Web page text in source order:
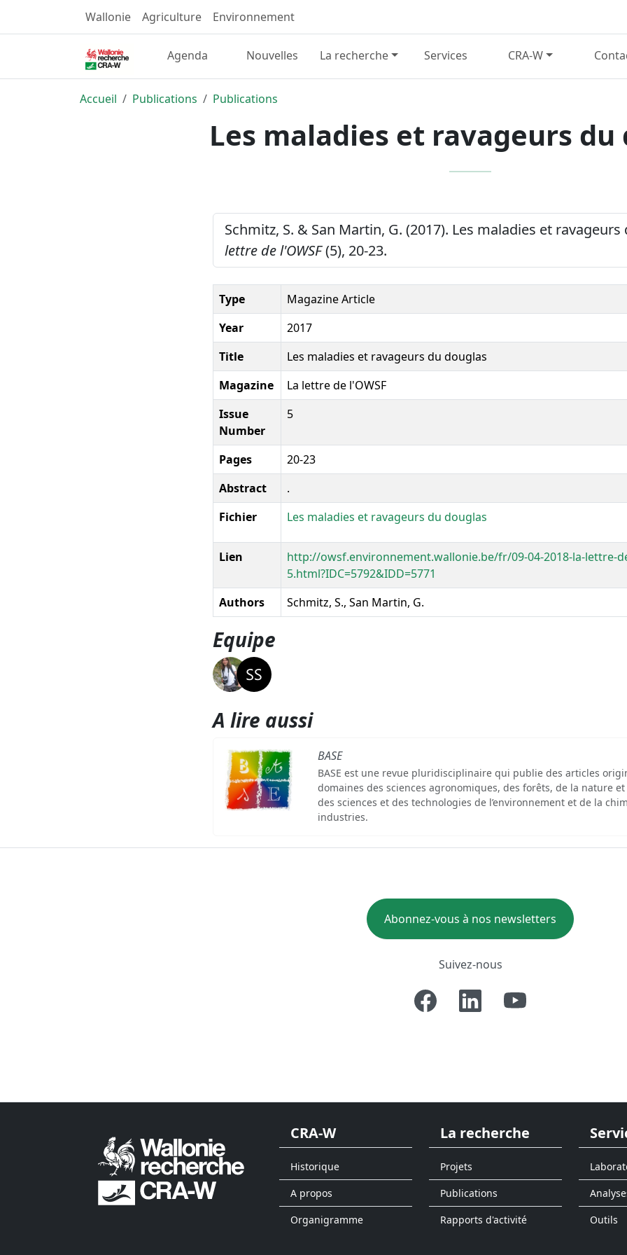
Wallonie Agriculture Environnement
Agenda Nouvelles La recherche Services CRA-W
Accueil Publications Publications
Les maladies et ravageurs du
Schmitz, S. & San Martin, G. (2017). Les maladies et
lettre de l'OWSF(5), 20-23.
Type
Magazine Article
Year
2017
Title
Les maladies et ravageurs du douglas
Magazine
La lettre de l'OWSF
Issue
Number
5
Pages
20-23
Abstract
.
Fichier
Les maladies et ravageurs du douglas
Lien
http://owsf.environnement.wallonie.be/fr/09-04-2018-la-lettre-
5.html?IDC=5792&IDD=5771
Authors
Schmitz, S., San Martin, G.
Equipe
A lire aussi
BASE
BASE est une revue pluridisciplinaire qui publie des articles
domaines des sciences agronomiques, des forêts, de la nature et
des sciences et des technologies de l’environnement et de la
industries.
Abonnez-vous à nos newsletters
Suivez-nous
CRA-W
Historique
A propos
Organigramme
La recherche
Projets
Publications
Rapports d'activité
Outils